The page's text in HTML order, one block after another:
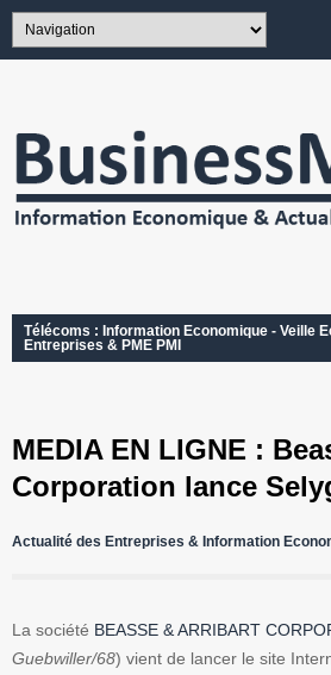
Télécoms : Information Economique - Veille
Entreprises & PME PMI
MEDIA EN LIGNE :
Corporation lance
Actualité des Entreprises & Information
La société BEASSE & ARRIBART
Guebwiller/68) vient de lancer le site